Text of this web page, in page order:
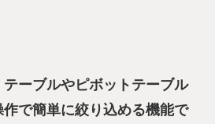
テーブルやピボットテーブル
で簡単に絞り込める機能で